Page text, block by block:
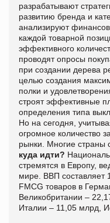
разрабатывают
развитию бренда и
анализируют
каждой товарной
эффективного
проводят опросы
при создании дерева
целью создания
полки и
строят эффективные
определения типа
Но на сегодня,
огромное количество
рынки. Многие страны
куда идти?
стремятся в Европу,
мире. ВВП составляет
FMCG товаров в
Великобритании –
Италии – 11,05 млрд,